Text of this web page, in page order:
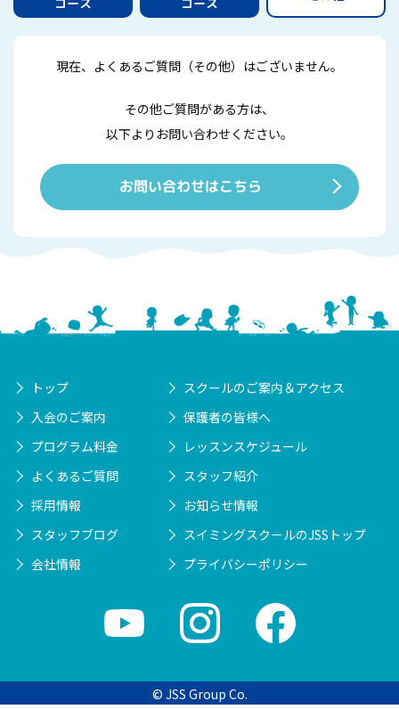
現在、よくあるご質問（その他）はございません。
その他ご質問がある方は、
以下よりお問い合わせください。
お問い合わせはこちら
トップ
スクールのご案内＆アクセス
入会のご案内
保護者の皆様へ
プログラム料金
レッスンスケジュール
よくあるご質問
スタッフ紹介
採用情報
お知らせ情報
スタッフブログ
スイミングスクールのJSSトップ
会社情報
プライバシーポリシー
© JSS Group Co.